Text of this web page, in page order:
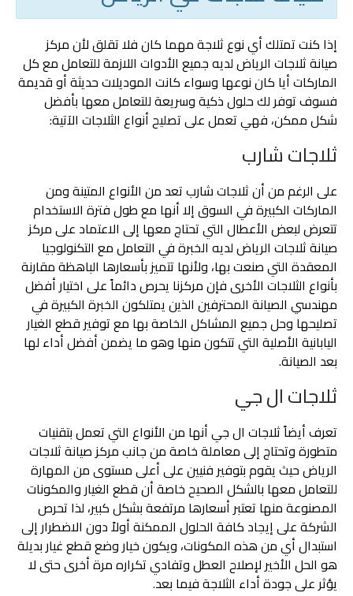
إذا كنت تمتلك أي نوع ثلاجة مهما كان فلا تقلق لأن مركز
صيانة ثلاجات الرياض لديه جميع الأدوات اللازمة للتعامل مع كل
الماركات أيا كان نوعها وسواء كانت الموديلات حديثة أو قديمة
فسوف توفر لك حلول ذكية وسريعة للتعامل معها بأفضل
شكل ممكن، فهي تعمل على تصليح أنواع الثلاجات الآتية:
ثلاجات شارب
على الرغم من أن ثلاجات شارب تعد من الأنواع المتينة ومن
الماركات الكبيرة في السوق إلا أنها مع طول فترة الاستخدام
تتعرض لبعض الأعطال التي تحتاج معها إلى الاعتماد على مركز
صيانة ثلاجات الرياض لديه الخبرة في التعامل مع التكنولوجيا
المعقدة التي صنعت بها، ولأنها تتميز بأسعارها الباهظة مقارنة
بأنواع الثلاجات الأخرى فإن مركزنا يحرص دائماً على اختيار أفضل
مهندسي الصيانة المحترفين الذين يمتلكون الخبرة الكبيرة في
تصليحها وحل جميع المشاكل الخاصة بها مع توفير قطع الغيار
اليابانية الأصلية التي تتكون منها وهو ما يضمن أفضل أداء لها
بعد الصيانة.
ثلاجات ال جي
تعرف أيضاً ثلاجات ال جي أنها من الأنواع التي تعمل بتقنيات
متطورة وتحتاج إلى معاملة خاصة من جانب مركز صيانة ثلاجات
الرياض حيث يقوم بتوفير فنيين على أعلى مستوى من المهارة
للتعامل معها بالشكل الصحيح خاصة أن قطع الغيار والمكونات
المصنوعة منها تعتبر أسعارها مرتفعة بشكل كبير، لذا تحرص
الشركة على إيجاد كافة الحلول الممكنة أولاً دون الاضطرار إلى
استبدال أي من هذه المكونات، ويكون خيار وضع قطع غيار بديلة
هو الحل الأخير لإصلاح العطل وتفادي تكراره مرة أخرى حتى لا
يؤثر على جودة أداء الثلاجة فيما بعد.